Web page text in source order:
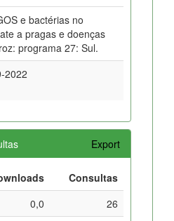
e bactérias no
a pragas e doenças
programa 27: Sul.
2022
Export
Consultas
0,0
26